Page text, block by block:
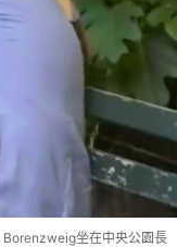
坐在中央公園長